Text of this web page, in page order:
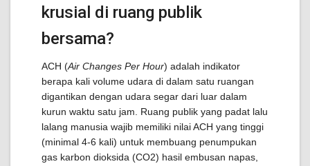
krusial di ruang publik
bersama?
ACH (Air Changes Per Hour) adalah indikator
berapa kali volume udara di dalam satu ruangan
digantikan dengan udara segar dari luar dalam
kurun waktu satu jam. Ruang publik yang padat lalu
lalang manusia wajib memiliki nilai ACH yang tinggi
(minimal 4-6 kali) untuk membuang penumpukan
gas karbon dioksida (CO2) hasil embusan napas,